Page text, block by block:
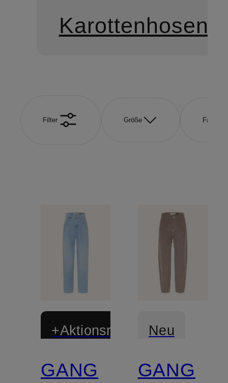
Karottenhosen
Filter Größe Farbe
+Aktionsrabatt
GANG
Neu
GANG